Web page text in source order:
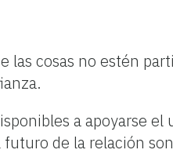
las cosas no estén
a apoyarse el
de la relación